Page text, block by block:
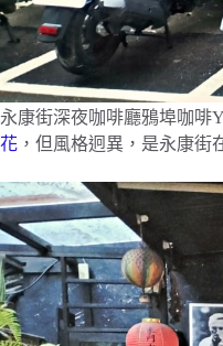
永康街深夜咖啡廳鴉埠咖啡
花 ，但風格迥異，是永康街